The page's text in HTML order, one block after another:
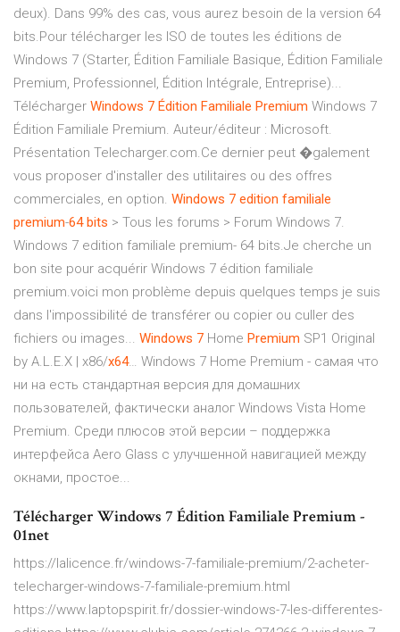
deux). Dans 99% des cas, vous aurez besoin de la version 64
bits.Pour télécharger les ISO de toutes les éditions de
Windows 7 (Starter, Édition Familiale Basique, Édition Familiale
Premium, Professionnel, Édition Intégrale, Entreprise)...
Télécharger Windows 7 Édition Familiale Premium Windows 7
Édition Familiale Premium. Auteur/éditeur : Microsoft.
Présentation Telecharger.com.Ce dernier peut �galement
vous proposer d'installer des utilitaires ou des offres
commerciales, en option. Windows 7 edition familiale
premium-64 bits > Tous les forums > Forum Windows 7.
Windows 7 edition familiale premium- 64 bits.Je cherche un
bon site pour acquérir Windows 7 édition familiale
premium.voici mon problème depuis quelques temps je suis
dans l'impossibilité de transférer ou copier ou culler des
fichiers ou images... Windows 7 Home Premium SP1 Original
by A.L.E.X | x86/x64… Windows 7 Home Premium - самая что
ни на есть стандартная версия для домашних
пользователей, фактически аналог Windows Vista Home
Premium. Среди плюсов этой версии – поддержка
интерфейса Aero Glass с улучшенной навигацией между
окнами, простое...
Télécharger Windows 7 Édition Familiale Premium -
01net
https://lalicence.fr/windows-7-familiale-premium/2-acheter-
telecharger-windows-7-familiale-premium.html
https://www.laptopspirit.fr/dossier-windows-7-les-differentes-